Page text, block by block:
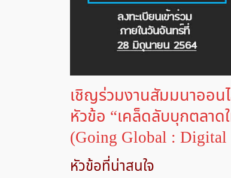
เชิญร่วมงานสัมมนาออน
หัวข้อ “เคล็ดลับบุกตลาด
(Going Global :
หัวข้อที่น่าสนใจ